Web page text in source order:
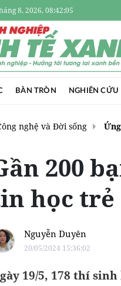
8, 2026, 08:42:06
BÀN TRÒN NGHIÊN
nghệ và Đời sống
200
học trẻ
Nguyễn Duyên
20/05/2024 15:36:02
19/5, 178 thí